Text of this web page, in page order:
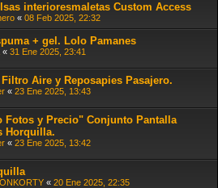
interioresmaletas Custom Access
« 08 Feb 2025, 22:32
+ gel. Lolo Pamanes
« 31 Ene 2025, 23:41
Aire y Reposapies Pasajero.
« 23 Ene 2025, 13:43
Fotos y Precio" Conjunto Pantalla
Horquilla.
« 23 Ene 2025, 13:42
« 20 Ene 2025, 22:35